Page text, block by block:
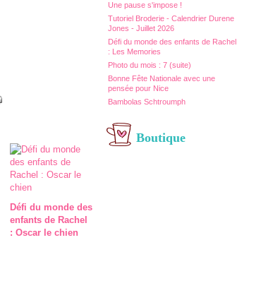
Une pause s'impose !
Tutoriel Broderie - Calendrier Durene
Jones - Juillet 2026
Défi du monde des enfants de Rachel
: Les Memories
Photo du mois : 7 (suite)
Bonne Fête Nationale avec une
pensée pour Nice
Bambolas Schtroumph
Boutique
Défi du monde des
enfants de Rachel
: Oscar le chien